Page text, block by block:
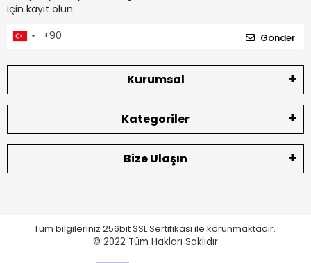
için kayıt olun.
Gönder
Kurumsal
Kategoriler
Bize Ulaşın
Tüm bilgileriniz 256bit SSL Sertifikası ile korunmaktadır.
© 2022 Tüm Hakları Saklıdır